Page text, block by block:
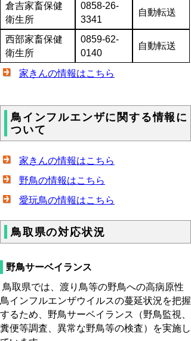
倉吉家畜保健
衛生所
0858-26-
3341
自動転送
西部家畜保健
衛生所
0859-62-
0140
自動転送
家きんの情報はこちら
鳥インフルエンザに関する情報に
ついて
家きんの情報はこちら
野鳥の情報はこちら
愛玩鳥の情報はこちら
鳥取県の対応状況
野鳥サーベイランス
鳥取県では、渡り鳥等の野鳥への高病原性
鳥インフルエンザウイルスの蔓延状況を把握
するため、野鳥サーベイランス（野鳥監視、
糞便等調査、異常な野鳥等の検査）を実施し